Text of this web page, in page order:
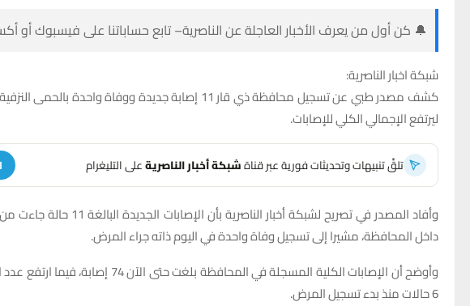
🔔 كن أول من يعرف الأخبار العاجلة عن الناصرية– تابع حساباتنا على فيسبوك أو
شبكة اخبار الناصرية:
كشف مصدر طبي عن تسجيل محافظة ذي قار 11 إصابة جديدة ووفاة واحدة
ليرتفع الإجمالي الكلي للإصابات.
تلقَّ تنبيهات وتحديثات فورية عبر قناةشبكة أخبار الناصريةعلى التليغرام
وأفاد المصدر في تصريح لشبكة أخبار الناصرية
داخل المحافظة، مشيرا إلى تسجيل وفاة واحدة في اليوم ذاته جراء المرض.
وأوضح أن الإصابات الكلية المسجلة في المحافظة بلغت حتى
6 حالات منذ بدء تسجيل المرض.